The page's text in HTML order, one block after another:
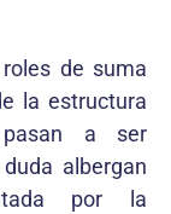
de suma
la estructura
a ser
albergan
por la